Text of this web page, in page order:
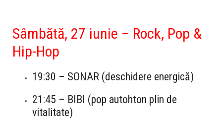
Sâmbătă, 27 iunie – Rock, Pop &
Hip-Hop
19:30 – SONAR (deschidere energică)
21:45 – BIBI (pop autohton plin de
vitalitate)